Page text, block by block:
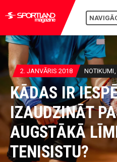
2. JANVĀRIS 2018 NOTIKUMI
KĀDAS IR
IZAUDZINĀT
AUGSTĀKĀ
TENISISTU?